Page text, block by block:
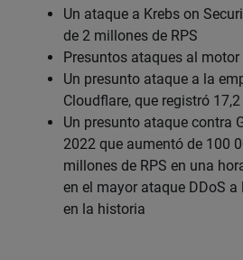
Un ataque a Krebs on
de 2 millones de RPS
Presuntos ataques al
Un presunto ataque a la
Cloudflare, que registró
Un presunto ataque contra
2022 que aumentó de 100
millones de RPS en una
en el mayor ataque DDoS
en la historia